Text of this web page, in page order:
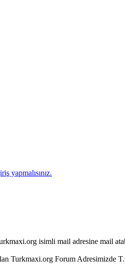
yapmalısınız.
isimli mail adresine mail
Turkmaxi.org Forum